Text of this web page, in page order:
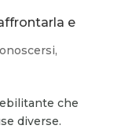
e
,
che
diverse.